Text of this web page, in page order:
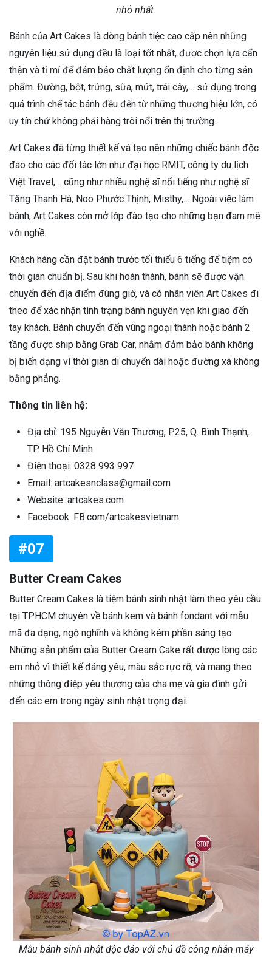
nhỏ nhất.
Bánh của Art Cakes là dòng bánh tiệc cao cấp nên những
nguyên liệu sử dụng đều là loại tốt nhất, được chọn lựa cẩn
thận và tỉ mỉ để đảm bảo chất lượng ổn định cho từng sản
phẩm. Đường, bột, trứng, sữa, mứt, trái cây,… sử dụng trong
quá trình chế tác bánh đều đến từ những thương hiệu lớn, có
uy tín chứ không phải hàng trôi nổi trên thị trường.
Art Cakes đã từng thiết kế và tạo nên những chiếc bánh độc
đáo cho các đối tác lớn như đại học RMIT, công ty du lịch
Việt Travel,… cũng như nhiều nghệ sĩ nổi tiếng như nghệ sĩ
Tăng Thanh Hà, Noo Phước Thịnh, Misthy,… Ngoài việc làm
bánh, Art Cakes còn mở lớp đào tạo cho những bạn đam mê
với nghề.
Khách hàng cần đặt bánh trước tối thiểu 6 tiếng để tiệm có
thời gian chuẩn bị. Sau khi hoàn thành, bánh sẽ được vận
chuyển đến địa điểm đúng giờ, và có nhân viên Art Cakes đi
theo để xác nhận tình trạng bánh nguyên vẹn khi giao đến
tay khách. Bánh chuyển đến vùng ngoại thành hoặc bánh 2
tầng được ship bằng Grab Car, nhằm đảm bảo bánh không
bị biến dạng vì thời gian di chuyển dài hoặc đường xá không
bằng phẳng.
Thông tin liên hệ:
Địa chỉ: 195 Nguyễn Văn Thương, P.25, Q. Bình Thạnh,
TP. Hồ Chí Minh
Điện thoại: 0328 993 997
Email: artcakesnclass@gmail.com
Website: artcakes.com
Facebook: FB.com/artcakesvietnam
#07
Butter Cream Cakes
Butter Cream Cakes là tiệm bánh sinh nhật làm theo yêu cầu
tại TPHCM chuyên về bánh kem và bánh fondant với mẫu
mã đa dạng, ngộ nghĩnh và không kém phần sáng tạo.
Những sản phẩm của Butter Cream Cake rất được lòng các
em nhỏ vì thiết kế đáng yêu, màu sắc rực rỡ, và mang theo
những thông điệp yêu thương của cha mẹ và gia đình gửi
đến các em trong ngày sinh nhật trọng đại.
Mẫu bánh sinh nhật độc đáo với chủ đề công nhân máy